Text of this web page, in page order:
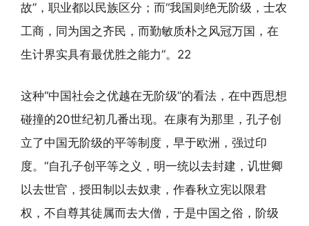
故”，职业都以民族区分；而“我国则绝无阶级，士农
工商，同为国之齐民，而勤敏质朴之风冠万国，在
生计界实具有最优胜之能力”。22
这种“中国社会之优越在无阶级”的看法，在中西思想
碰撞的20世纪初几番出现。在康有为那里，孔子创
立了中国无阶级的平等制度，早于欧洲，强过印
度。“自孔子创平等之义，明一统以去封建，讥世卿
以去世官，授田制以去奴隶，作春秋立宪以限君
权，不自尊其徒属而去大僧，于是中国之俗，阶级